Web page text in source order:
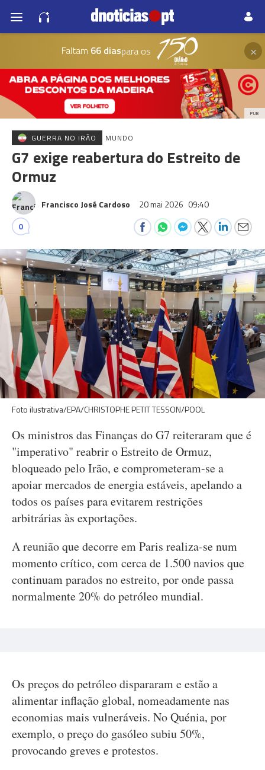
Faltam 66 diaspara os ×
PUB
GUERRA NO IRÃO MUNDO
G7 exige reabertura do Estreito de
Ormuz
Francisco José Cardoso 20 mai 2026 09:40
0
Foto ilustrativa/EPA/CHRISTOPHE PETIT TESSON/POOL
Os ministros das Finanças do G7 reiteraram que é
"imperativo" reabrir o Estreito de Ormuz,
bloqueado pelo Irão, e comprometeram-se a
apoiar mercados de energia estáveis, apelando a
todos os países para evitarem restrições
arbitrárias às exportações.
A reunião que decorre em Paris realiza-se num
momento crítico, com cerca de 1.500 navios que
continuam parados no estreito, por onde passa
normalmente 20% do petróleo mundial.
Os preços do petróleo dispararam e estão a
alimentar inflação global, nomeadamente nas
economias mais vulneráveis. No Quénia, por
exemplo, o preço do gasóleo subiu 50%,
provocando greves e protestos.